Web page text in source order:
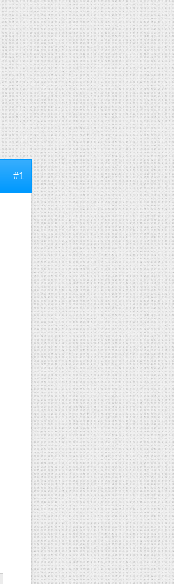
#1